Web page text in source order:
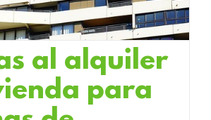
al alquiler
para